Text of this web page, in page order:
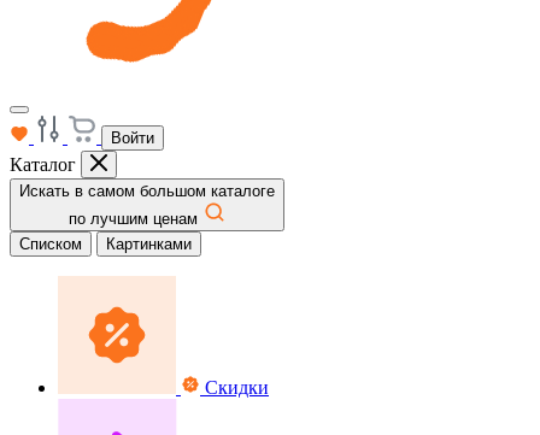
Войти
Каталог
Искать в самом большом каталоге
по лучшим ценам
Списком
Картинками
Скидки